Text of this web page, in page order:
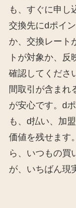
も、すぐに申し
交換先にdポイ
か、交換レート
トが対象か、反
確認してくださ
間取引が含まれ
が安心です。d
も、d払い、加
価値を残せます
ら、いつもの買
が、いちばん現